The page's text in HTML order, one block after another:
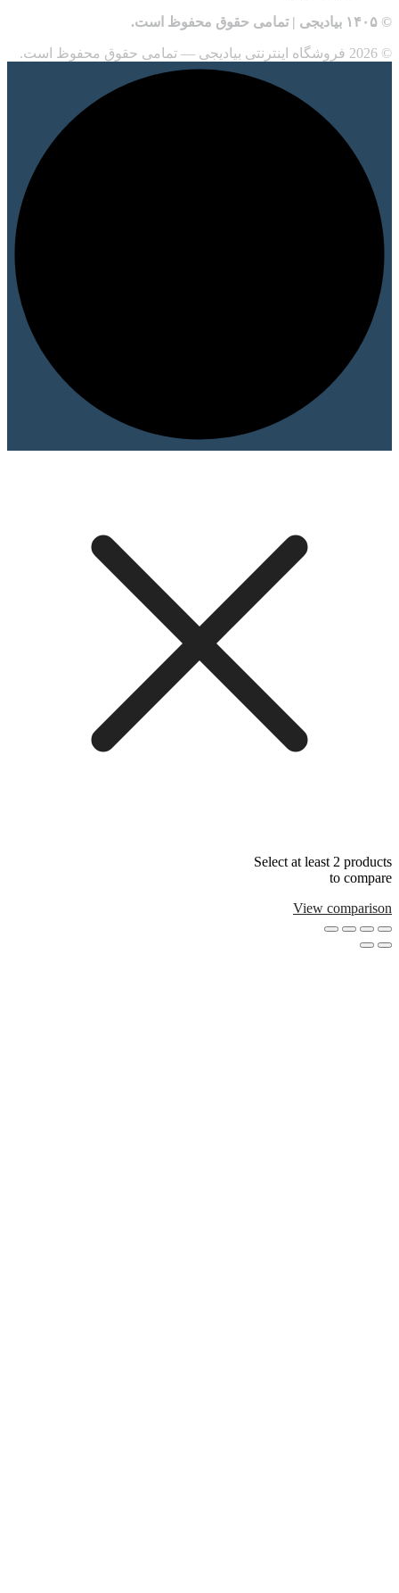
© ۱۴۰۵ بیادیجی | تمامی حقوق محفوظ است.
© 2026 فروشگاه اینترنتی بیادیجی — تمامی حقوق محفوظ است.
Select at least 2 products
to compare
View comparison